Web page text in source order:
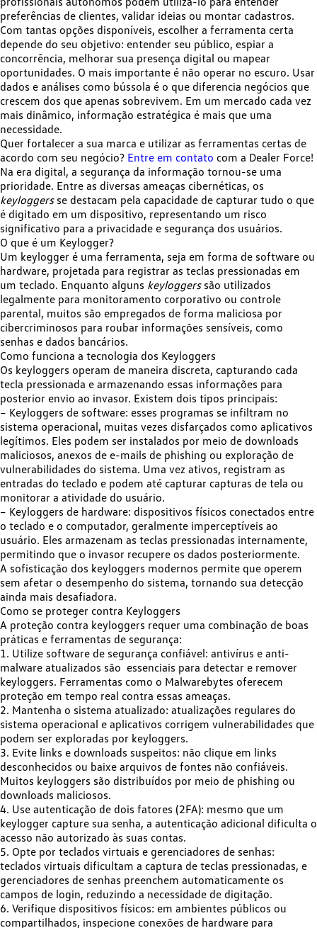
preferências de clientes, validar ideias ou montar cadastros.
Com tantas opções disponíveis, escolher a ferramenta certa
depende do seu objetivo: entender seu público, espiar a
concorrência, melhorar sua presença digital ou mapear
oportunidades. O mais importante é não operar no escuro. Usar
dados e análises como bússola é o que diferencia negócios que
crescem dos que apenas sobrevivem. Em um mercado cada vez
mais dinâmico, informação estratégica é mais que uma
necessidade.
Quer fortalecer a sua marca e utilizar as ferramentas certas de
acordo com seu negócio? Entre em contato com a Dealer Force!
Na era digital, a segurança da informação tornou-se uma
prioridade. Entre as diversas ameaças cibernéticas, os
keyloggers se destacam pela capacidade de capturar tudo o que
é digitado em um dispositivo, representando um risco
significativo para a privacidade e segurança dos usuários.​
O que é um Keylogger?
Um keylogger é uma ferramenta, seja em forma de software ou
hardware, projetada para registrar as teclas pressionadas em
um teclado. Enquanto alguns keyloggers são utilizados
legalmente para monitoramento corporativo ou controle
parental, muitos são empregados de forma maliciosa por
cibercriminosos para roubar informações sensíveis, como
senhas e dados bancários.​
Como funciona a tecnologia dos Keyloggers
Os keyloggers operam de maneira discreta, capturando cada
tecla pressionada e armazenando essas informações para
posterior envio ao invasor. Existem dois tipos principais:​
– Keyloggers de software: esses programas se infiltram no
sistema operacional, muitas vezes disfarçados como aplicativos
legítimos. Eles podem ser instalados por meio de downloads
maliciosos, anexos de e-mails de phishing ou exploração de
vulnerabilidades do sistema. Uma vez ativos, registram as
entradas do teclado e podem até capturar capturas de tela ou
monitorar a atividade do usuário.​
– Keyloggers de hardware: dispositivos físicos conectados entre
o teclado e o computador, geralmente imperceptíveis ao
usuário. Eles armazenam as teclas pressionadas internamente,
permitindo que o invasor recupere os dados posteriormente.​
A sofisticação dos keyloggers modernos permite que operem
sem afetar o desempenho do sistema, tornando sua detecção
ainda mais desafiadora.​
Como se proteger contra Keyloggers
A proteção contra keyloggers requer uma combinação de boas
práticas e ferramentas de segurança:​
1. Utilize software de segurança confiável: antivírus e anti-
malware atualizados são essenciais para detectar e remover
keyloggers. Ferramentas como o Malwarebytes oferecem
proteção em tempo real contra essas ameaças.​
2. Mantenha o sistema atualizado: atualizações regulares do
sistema operacional e aplicativos corrigem vulnerabilidades que
podem ser exploradas por keyloggers.​
3. Evite links e downloads suspeitos: não clique em links
desconhecidos ou baixe arquivos de fontes não confiáveis.
Muitos keyloggers são distribuídos por meio de phishing ou
downloads maliciosos.​
4. Use autenticação de dois fatores (2FA): mesmo que um
keylogger capture sua senha, a autenticação adicional dificulta o
acesso não autorizado às suas contas.​
5. Opte por teclados virtuais e gerenciadores de senhas:
teclados virtuais dificultam a captura de teclas pressionadas, e
gerenciadores de senhas preenchem automaticamente os
campos de login, reduzindo a necessidade de digitação.​
6. Verifique dispositivos físicos: em ambientes públicos ou
compartilhados, inspecione conexões de hardware para